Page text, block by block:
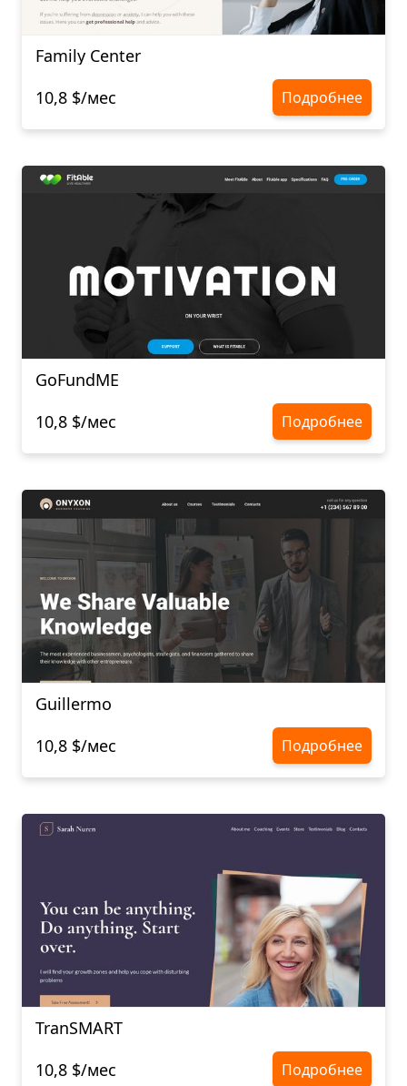
Family Center
10,8 $/мес
Подробнее
GoFundME
10,8 $/мес
Подробнее
Guillermo
10,8 $/мес
Подробнее
TranSMART
10,8 $/мес
Подробнее